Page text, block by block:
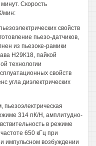
Скорость
мин:
свойств
пьезо-датчиков,
из пьезоке-рамики
Н29К18, пайкой
технологии
свойств
угла диэлектрических
314 пК/Н, амплитудно-
в режиме
650 кГц при
импульсном возбуждении